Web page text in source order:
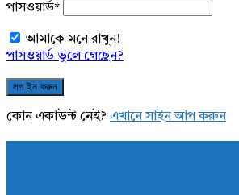
পাসওয়ার্ড*
আমাকে মনে রাখুন!
পাসওয়ার্ড ভুলে গেছেন?
কোন একাউন্ট নেই? এখানে সাইন আপ করুন